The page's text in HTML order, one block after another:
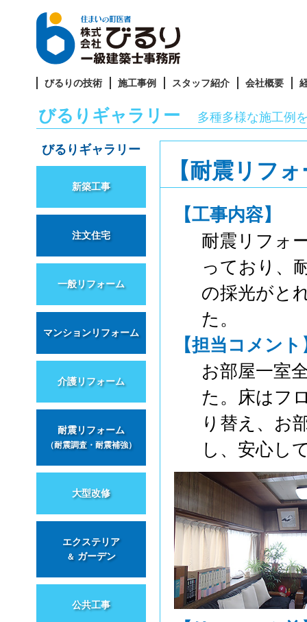
びるりの技術 施工事例 スタッフ紹介 会社概要
びるりギャラリー 多種多様な施工例
【耐震リフ
【工事内容】
耐震リフォ
っており、
の採光がと
た。
【担当コメント
お部屋一室
た。床はフ
り替え、お
し、安心し
びるりギャラリー
新築工事
注文住宅
一般リフォーム
マンションリフォーム
介護リフォーム
耐震リフォーム
（耐震調査・耐震補強）
大型改修
エクステリア
＆ ガーデン
公共工事